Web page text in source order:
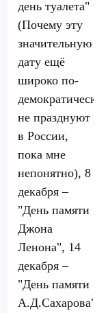
день туалета"
(Почему эту
значительную
дату ещё
широко по-
демократически
не празднуют
в России,
пока мне
непонятно), 8
декабря –
"День памяти
Джона
Ленона", 14
декабря –
"День памяти
А.Д.Сахарова",